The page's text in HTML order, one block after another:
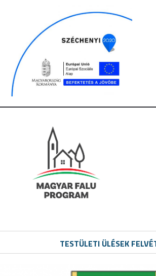
TESTÜLETI ÜLÉSEK